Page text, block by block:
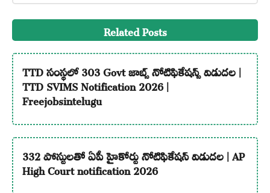
Related Posts
TTD సంస్థలో 303 Govt జాబ్స్ నోటిఫికేషన్స్ విడుదల |
TTD SVIMS Notification 2026 |
Freejobsintelugu
332 పోస్టులతో ఏపీ హైకోర్టు నోటిఫికేషన్ విడుదల | AP
High Court notification 2026